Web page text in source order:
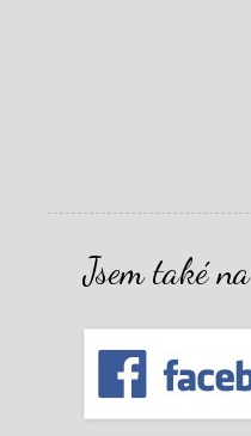
Jsem také na